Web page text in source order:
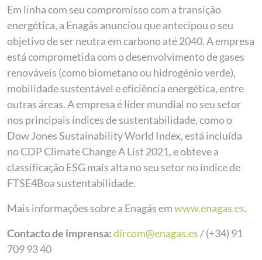
Em linha com seu compromisso com a transição
energética, a Enagás anunciou que antecipou o seu
objetivo de ser neutra em carbono até 2040. A empresa
está comprometida com o desenvolvimento de gases
renováveis (como biometano ou hidrogénio verde),
mobilidade sustentável e eficiência energética, entre
outras áreas. A empresa é líder mundial no seu setor
nos principais índices de sustentabilidade, como o
Dow Jones Sustainability World Index, está incluída
no CDP Climate Change A List 2021, e obteve a
classificação ESG mais alta no seu setor no índice de
FTSE4Boa sustentabilidade.
Mais informações sobre a Enagás emwww.enagas.es.
Contacto de imprensa:dircom@enagas.es/ (+34) 91
709 93 40